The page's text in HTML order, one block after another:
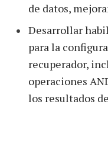
de datos,
Desarrollar
para la
recuperador,
operaciones
los resultados